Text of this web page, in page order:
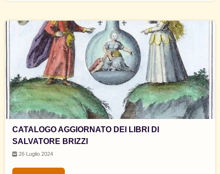
CATALOGO AGGIORNATO DEI LIBRI DI
SALVATORE BRIZZI
26 Luglio 2024